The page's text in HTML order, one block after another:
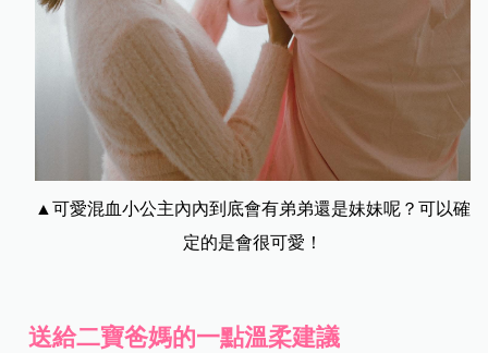
▲可愛混血小公主內內到底會有弟弟還是妹妹呢？可以確
定的是會很可愛！
送給二寶爸媽的一點溫柔建議